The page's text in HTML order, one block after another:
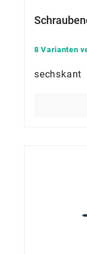
8 Varianten
sechskant